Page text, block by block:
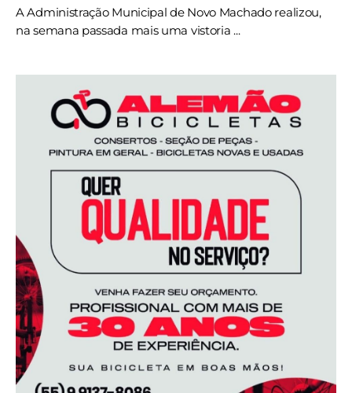
A Administração Municipal de Novo Machado realizou,
na semana passada mais uma vistoria ...